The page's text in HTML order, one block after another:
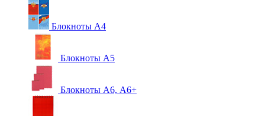
Блокноты А4
Блокноты А5
Блокноты А6, А6+